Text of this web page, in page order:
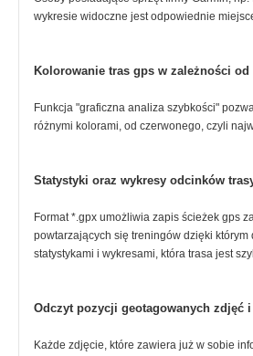
wykresie widoczne jest odpowiednie
Kolorowanie tras gps w zależności
Funkcja "graficzna analiza szybkości"
różnymi kolorami, od czerwonego, czyli
Statystyki oraz wykresy odcinków
Format *.gpx umożliwia zapis ścieżek gps
powtarzających się treningów dzięki którym
statystykami i wykresami, która trasa jest
Odczyt pozycji geotagowanych zdjęć
Każde zdjęcie, które zawiera już w sobie